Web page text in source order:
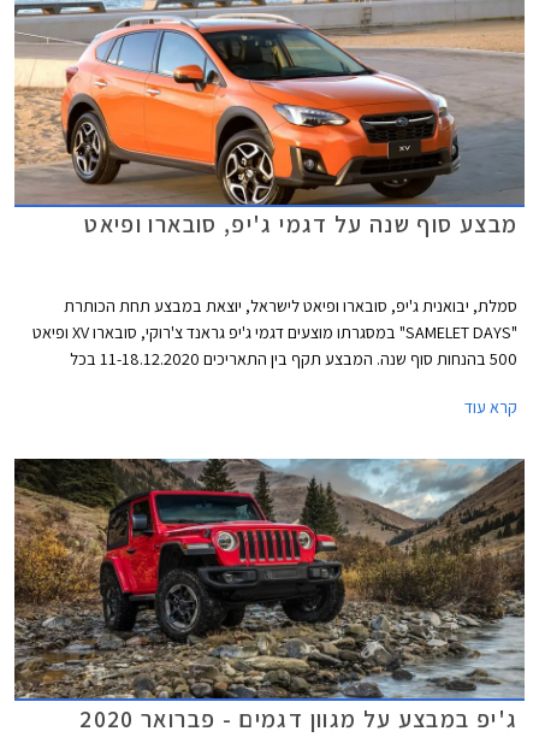
מבצע סוף שנה על דגמי ג'יפ, סובארו ופיאט
סמלת, יבואנית ג'יפ, סובארו ופיאט לישראל, יוצאת במבצע תחת הכותרת
"SAMELET DAYS" במסגרתו מוצעים דגמי ג'יפ גראנד צ'רוקי, סובארו XV ופיאט
500 בהנחות סוף שנה. המבצע תקף בין התאריכים 11-18.12.2020 בכל
קרא עוד
ג'יפ במבצע על מגוון דגמים - פברואר 2020